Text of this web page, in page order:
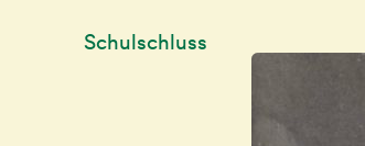
Schulschluss